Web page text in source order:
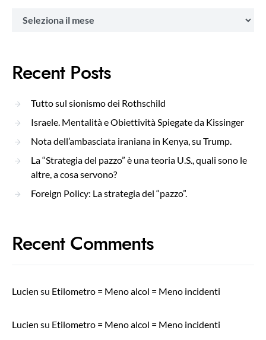
Recent Posts
Tutto sul sionismo dei Rothschild
Israele. Mentalità e Obiettività Spiegate da Kissinger
Nota dell’ambasciata iraniana in Kenya, su Trump.
La “Strategia del pazzo” è una teoria U.S., quali sono le
altre, a cosa servono?
Foreign Policy: La strategia del “pazzo”.
Recent Comments
Lucien su Etilometro = Meno alcol = Meno incidenti
Lucien su Etilometro = Meno alcol = Meno incidenti